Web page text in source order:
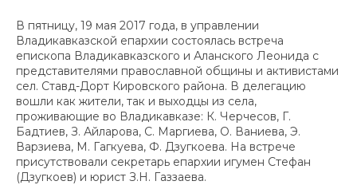
В пятницу, 19 мая 2017 года, в управлении
Владикавказской епархии состоялась встреча
епископа Владикавказского и Аланского Леонида с
представителями православной общины и активистами
сел. Ставд-Дорт Кировского района. В делегацию
вошли как жители, так и выходцы из села,
проживающие во Владикавказе: К. Черчесов, Г.
Бадтиев, З. Айларова, С. Маргиева, О. Ваниева, Э.
Варзиева, М. Гагкуева, Ф. Дзугкоева. На встрече
присутствовали секретарь епархии игумен Стефан
(Дзугкоев) и юрист З.Н. Газзаева.